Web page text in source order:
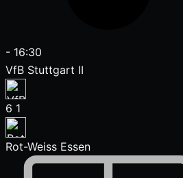
- 16:30
VfB Stuttgart II
6 1
Rot-Weiss Essen